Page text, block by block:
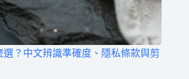
？中文辨識準確度、隱私條款與剪